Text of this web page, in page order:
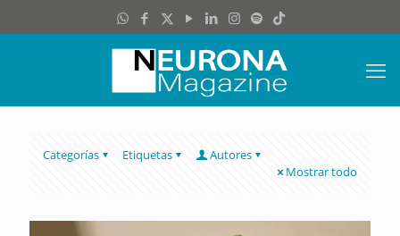
Categorías Etiquetas
Autores
Mostrar todo